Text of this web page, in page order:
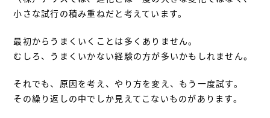
小さな試行の積み重ねだと考えています。
最初からうまくいくことは多くありません。
むしろ、うまくいかない経験の方が多いかもしれません。
それでも、原因を考え、やり方を変え、もう一度試す。
その繰り返しの中でしか見えてこないものがあります。